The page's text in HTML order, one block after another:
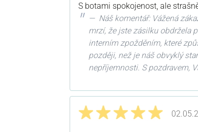
S botami spokojenost, ale
Náš komentář: Vážená
mrzí, že jste zásilku obdržela
interním zpožděním, které
později, než je náš obvyklý
nepříjemnosti. S pozdravem,